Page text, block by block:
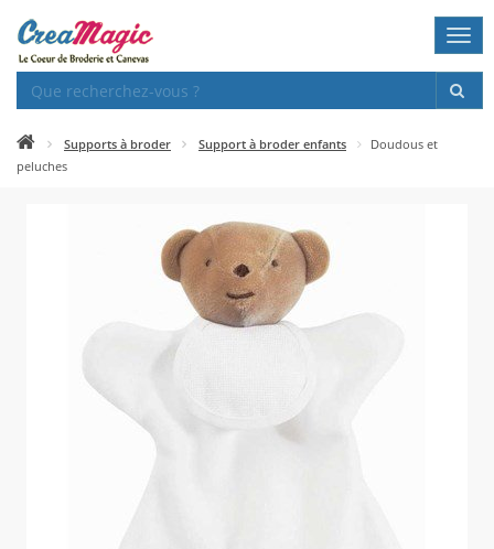
Supports à broder Support à broder enfants
Doudous et
peluches